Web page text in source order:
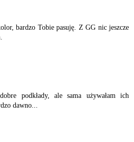
bardzo Tobie pasuję. Z GG nic jeszcze
podkłady, ale sama używałam ich
dawno...